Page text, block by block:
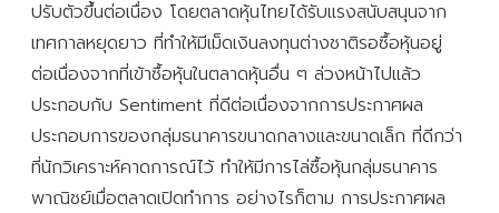
ปรับตัวขึ้นต่อเนื่อง โดยตลาดหุ้นไทยได้รับแรงสนับสนุนจาก
เทศกาลหยุดยาว ที่ทำให้มีเม็ดเงินลงทุนต่างชาติรอซื้อหุ้นอยู่
ต่อเนื่องจากที่เข้าซื้อหุ้นในตลาดหุ้นอื่น ๆ ล่วงหน้าไปแล้ว
ประกอบกับ Sentiment ที่ดีต่อเนื่องจากการประกาศผล
ประกอบการของกลุ่มธนาคารขนาดกลางและขนาดเล็ก ที่ดีกว่า
ที่นักวิเคราะห์คาดการณ์ไว้ ทำให้มีการไล่ซื้อหุ้นกลุ่มธนาคาร
พาณิชย์เมื่อตลาดเปิดทำการ อย่างไรก็ตาม การประกาศผล